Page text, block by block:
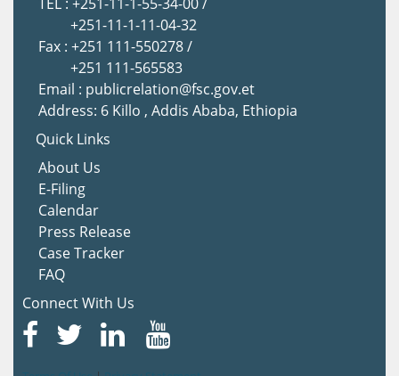
+251-11-1-11-04-32
Fax : +251 111-550278 /
+251 111-565583
Email : publicrelation@fsc.gov.et
Address: 6 Killo , Addis Ababa, Ethiopia
Quick Links
About Us
E-Filing
Calendar
Press Release
Case Tracker
FAQ
Connect With Us